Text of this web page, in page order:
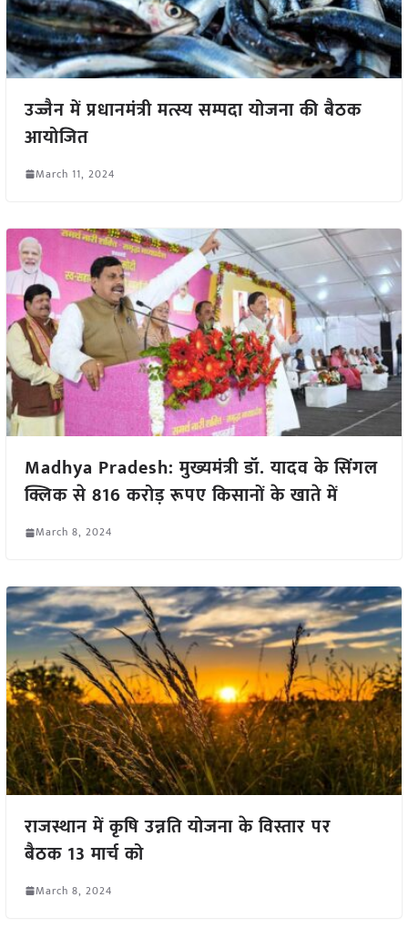
उज्जैन में प्रधानमंत्री मत्स्य सम्पदा योजना की बैठक
आयोजित
March 11, 2024
Madhya Pradesh: मुख्यमंत्री डॉ. यादव के सिंगल
क्लिक से 816 करोड़ रूपए किसानों के खाते में
March 8, 2024
राजस्थान में कृषि उन्नति योजना के विस्तार पर
बैठक 13 मार्च को
March 8, 2024